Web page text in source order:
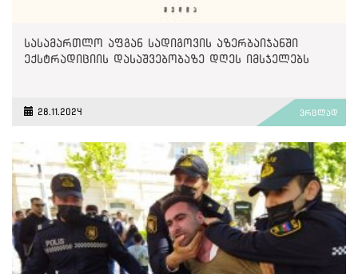
სასამართლო აფგან სადიგოვის აზერბაიჯანში
ექსტრადიციის დასაშვებობაზე დღეს იმსჯელებს
28.11.2024 ვრცლად